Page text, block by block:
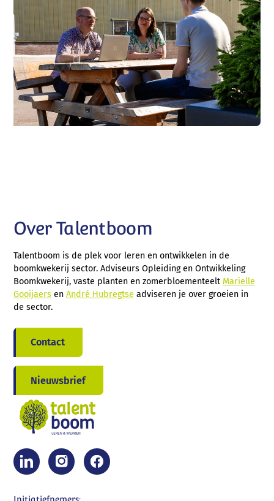
Over Talentboom
Talentboom is de plek voor leren en ontwikkelen in de
boomkwekerij sector. Adviseurs Opleiding en Ontwikkeling
Boomkwekerij, vaste planten en zomerbloementeelt Marielle
Gooijaersen André Hubregtse adviseren je over groeien in
de sector.
Contact
Nieuwsbrief
Initiatiefnemers: